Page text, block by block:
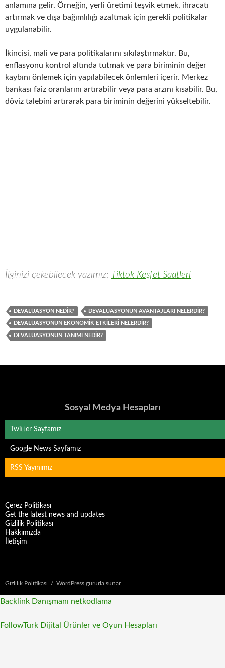
anlamına gelir. Örneğin, yerli üretimi teşvik etmek, ihracatı
artırmak ve dışa bağımlılığı azaltmak için gerekli politikalar
uygulanabilir.
İkincisi, mali ve para politikalarını sıkılaştırmaktır. Bu,
enflasyonu kontrol altında tutmak ve para biriminin değer
kaybını önlemek için yapılabilecek önlemleri içerir. Merkez
bankası faiz oranlarını artırabilir veya para arzını kısabilir. Bu,
döviz talebini artırarak para biriminin değerini yükseltebilir.
İlginizi çekebilecek yazımız; Tiktok Keşfet Saatleri
DEVALÜASYON NEDIR? DEVALÜASYONUN AVANTAJLARI NELERDIR?
DEVALÜASYONUN EKONOMIK ETKILERI NELERDIR?
DEVALÜASYONUN TANIMI NEDIR?
Sosyal Medya Hesapları
Twitter Sayfamız
Google News Sayfamız
RSS Yayınımız
Çerez Politikası
Get the latest news and updates
Gizlilik Politikası
Hakkımızda
İletişim
Gizlilik Politikası WordPress gururla sunar
Backlink Danışmanı netkodlama
FollowTurk Dijital Ürünler ve Oyun Hesapları